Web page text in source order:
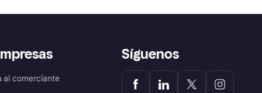
al comerciante
Síguenos